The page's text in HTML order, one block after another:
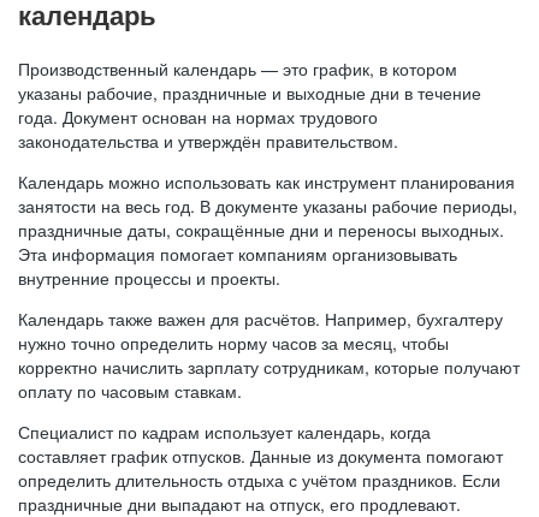
календарь
Производственный календарь — это график, в котором
указаны рабочие, праздничные и выходные дни в течение
года. Документ основан на нормах трудового
законодательства и утверждён правительством.
Календарь можно использовать как инструмент планирования
занятости на весь год. В документе указаны рабочие периоды,
праздничные даты, сокращённые дни и переносы выходных.
Эта информация помогает компаниям организовывать
внутренние процессы и проекты.
Календарь также важен для расчётов. Например, бухгалтеру
нужно точно определить норму часов за месяц, чтобы
корректно начислить зарплату сотрудникам, которые получают
оплату по часовым ставкам.
Специалист по кадрам использует календарь, когда
составляет график отпусков. Данные из документа помогают
определить длительность отдыха с учётом праздников. Если
праздничные дни выпадают на отпуск, его продлевают.